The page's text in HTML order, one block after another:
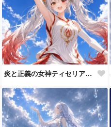
炎と正義の女神ティセリア バスケ